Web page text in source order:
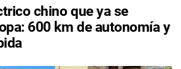
chino que ya se
600 km de autonomía y